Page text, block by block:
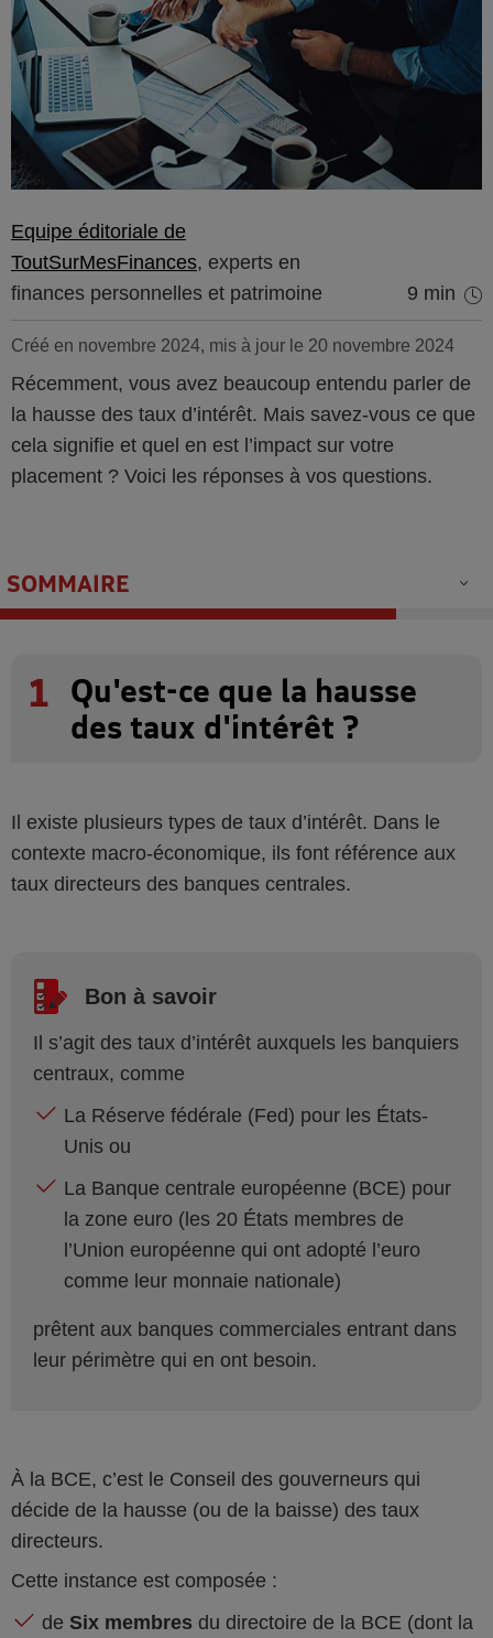
Equipe éditoriale de
ToutSurMesFinances, experts en
finances personnelles et patrimoine
9 min
Créé en novembre 2024, mis à jour le 20 novembre 2024
Récemment, vous avez beaucoup entendu parler de
la hausse des taux d’intérêt. Mais savez-vous ce que
cela signifie et quel en est l’impact sur votre
placement ? Voici les réponses à vos questions.
SOMMAIRE
1
Qu'est-ce que la hausse
des taux d'intérêt ?
Il existe plusieurs types de taux d’intérêt. Dans le
contexte macro-économique, ils font référence aux
taux directeurs des banques centrales.
Bon à savoir
Il s’agit des taux d’intérêt auxquels les banquiers
centraux, comme
La Réserve fédérale (Fed) pour les États-
Unis ou
La Banque centrale européenne (BCE) pour
la zone euro (les 20 États membres de
l’Union européenne qui ont adopté l’euro
comme leur monnaie nationale)
prêtent aux banques commerciales entrant dans
leur périmètre qui en ont besoin.
À la BCE, c’est le Conseil des gouverneurs qui
décide de la hausse (ou de la baisse) des taux
directeurs.
Cette instance est composée :
de Six membres du directoire de la BCE (dont la